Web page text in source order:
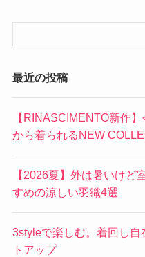
最近の投稿
【RINASCIMENTO新作
から着られるNEW
【2026夏】外は暑いけど
すめの涼しい羽織4選
3styleで楽しむ。着回し
トアップ